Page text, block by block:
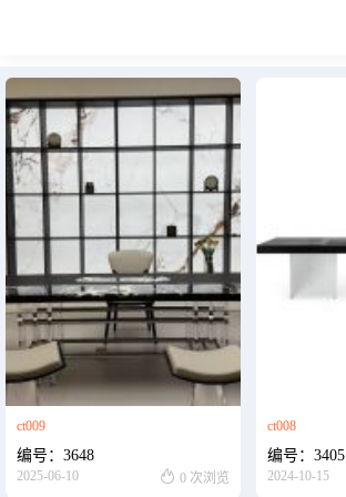
网站首页
几类
沙发背几 茶几&角几
报价表
柜类
书柜 电视柜
桌类
书桌 茶桌
ct009
编号：3648
2025-06-10  0 次浏览
ct008
编号：3405
2024-10-15